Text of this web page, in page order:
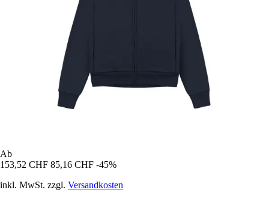
Ab
153,52 CHF 85,16 CHF -45%
inkl. MwSt. zzgl. Versandkosten